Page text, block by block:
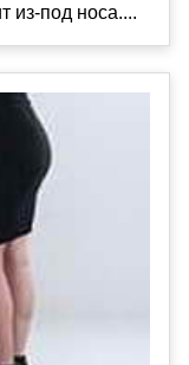
из‑под носа....